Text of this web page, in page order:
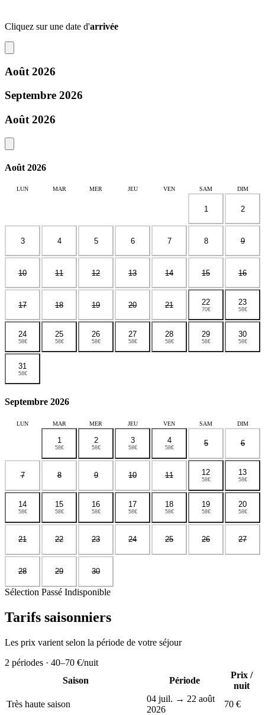
Cliquez sur une date d'arrivée
Août 2026
Septembre 2026
Août 2026
Août 2026
LUN MAR MER JEU VEN SAM DIM
1 2
3 4 5 6 7 8 9
10 11 12 13 14 15 16
17 18 19 20 21 22
70€
23
58€
24
58€
25
58€
26
58€
27
58€
28
58€
29
58€
30
58€
31
58€
Septembre 2026
LUN MAR MER JEU VEN SAM DIM
1
58€
2
58€
3
58€
4
58€ 5 6
7 8 9 10 11 12
58€
13
58€
14
58€
15
58€
16
58€
17
58€
18
58€
19
58€
20
58€
21 22 23 24 25 26 27
28 29 30
Sélection Passé Indisponible
Tarifs saisonniers
Les prix varient selon la période de votre séjour
2 périodes · 40–70 €/nuit
Saison
Période
Prix /
nuit
Très haute saison
04 juil. → 22 août
2026
70 €